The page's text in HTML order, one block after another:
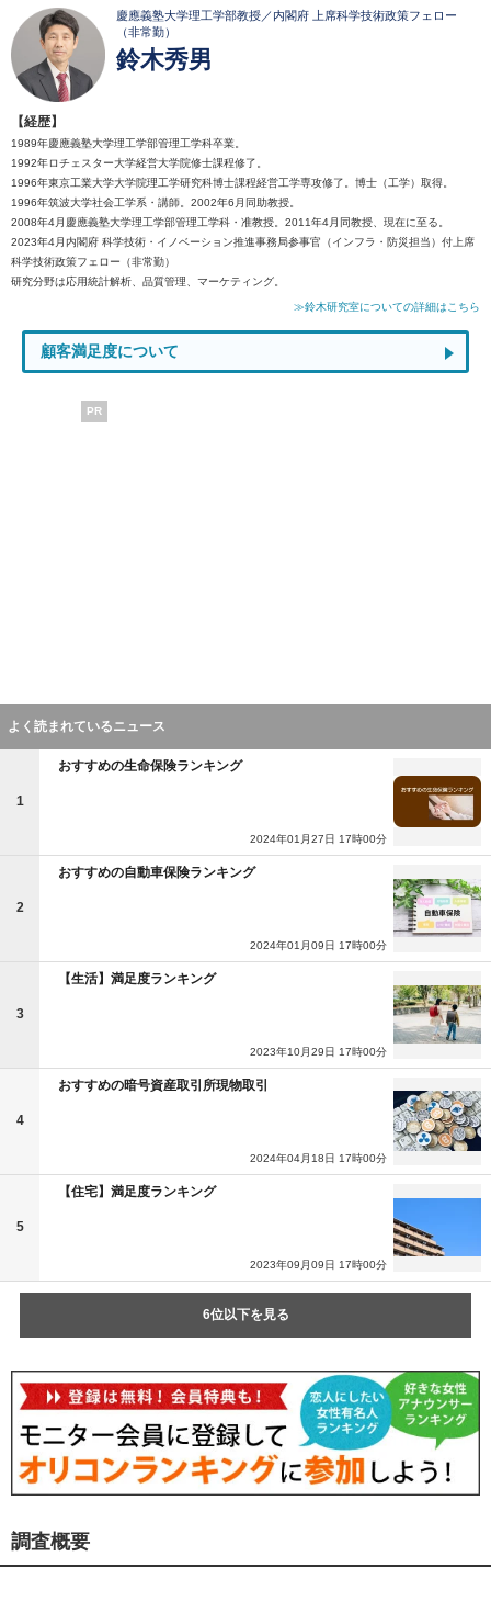
慶應義塾大学理工学部教授／内閣府 上席科学技術政策フェロー
（非常勤）
鈴木秀男
【経歴】
1989年慶應義塾大学理工学部管理工学科卒業。
1992年ロチェスター大学経営大学院修士課程修了。
1996年東京工業大学大学院理工学研究科博士課程経営工学専攻修了。博士（工学）取得。
1996年筑波大学社会工学系・講師。2002年6月同助教授。
2008年4月慶應義塾大学理工学部管理工学科・准教授。2011年4月同教授、現在に至る。
2023年4月内閣府 科学技術・イノベーション推進事務局参事官（インフラ・防災担当）付上席
科学技術政策フェロー（非常勤）
研究分野は応用統計解析、品質管理、マーケティング。
≫鈴木研究室についての詳細はこちら
顧客満足度について
PR
よく読まれているニュース
1
おすすめの生命保険ランキング
2024年01月27日 17時00分
2
おすすめの自動車保険ランキング
2024年01月09日 17時00分
3
【生活】満足度ランキング
2023年10月29日 17時00分
4
おすすめの暗号資産取引所現物取引
2024年04月18日 17時00分
5
【住宅】満足度ランキング
2023年09月09日 17時00分
6位以下を見る
調査概要